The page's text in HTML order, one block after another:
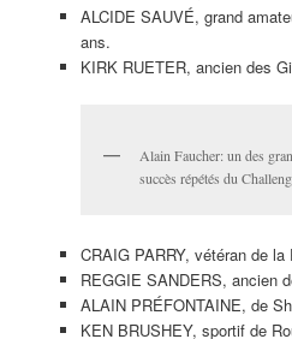
ALCIDE SAUVÉ, grand
ans.
KIRK RUETER, ancien des
Alain Faucher: un des
succès répétés du
CRAIG PARRY, vétéran de
REGGIE SANDERS, ancien
ALAIN PRÉFONTAINE, de
KEN BRUSHEY, sportif de